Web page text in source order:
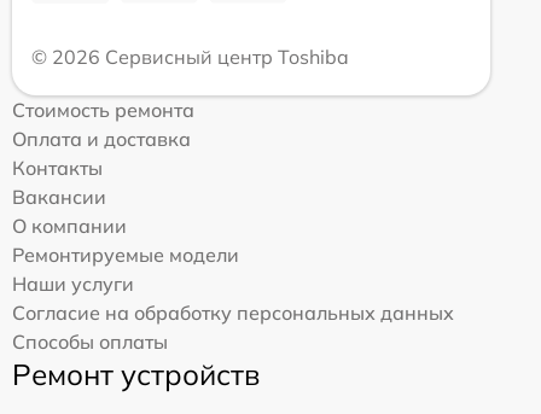
© 2026 Сервисный центр Toshiba
Стоимость ремонта
Оплата и доставка
Контакты
Вакансии
О компании
Ремонтируемые модели
Наши услуги
Согласие на обработку персональных данных
Способы оплаты
Ремонт устройств